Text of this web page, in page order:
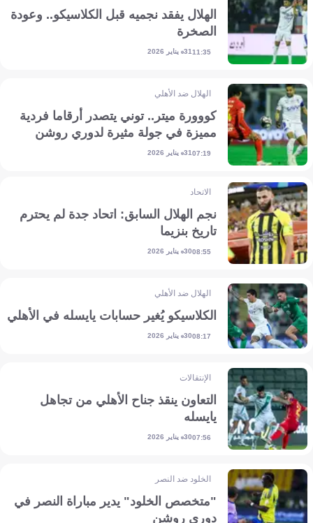
الهلال يفقد نجميه قبل الكلاسيكو.. وعودة
الصخرة
11:3531 يناير 2026
الهلال ضد الأهلي
كووورة ميتر.. توني يتصدر أرقاما فردية
مميزة في جولة مثيرة لدوري روشن
07:1931 يناير 2026
الاتحاد
نجم الهلال السابق: اتحاد جدة لم يحترم
تاريخ بنزيما
08:5530 يناير 2026
الهلال ضد الأهلي
الكلاسيكو يُغير حسابات يايسله في الأهلي
08:1730 يناير 2026
الإنتقالات
التعاون ينقذ جناح الأهلي من تجاهل
يايسله
07:5630 يناير 2026
الخلود ضد النصر
"متخصص الخلود" يدير مباراة النصر في
دوري روشن